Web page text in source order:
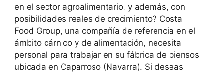
en el sector agroalimentario, y además, con
posibilidades reales de crecimiento? Costa
Food Group, una compañía de referencia en el
ámbito cárnico y de alimentación, necesita
personal para trabajar en su fábrica de piensos
ubicada en Caparroso (Navarra). Si deseas